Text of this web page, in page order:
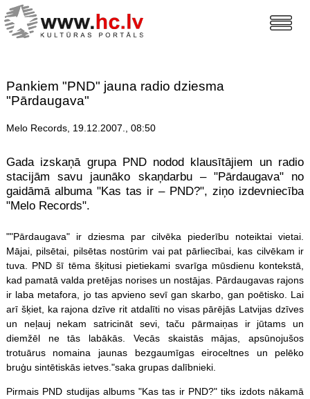
Pankiem "PND" jauna radio dziesma
"Pārdaugava"
Melo Records, 19.12.2007., 08:50
Gada izskaņā grupa PND nodod klausītājiem un radio
stacijām savu jaunāko skaņdarbu – "Pārdaugava" no
gaidāmā albuma "Kas tas ir – PND?", ziņo izdevniecība
"Melo Records".
""Pārdaugava" ir dziesma par cilvēka piederību noteiktai vietai.
Mājai, pilsētai, pilsētas nostūrim vai pat pārliecībai, kas cilvēkam ir
tuva. PND šī tēma šķitusi pietiekami svarīga mūsdienu kontekstā,
kad pamatā valda pretējas norises un nostājas. Pārdaugavas rajons
ir laba metafora, jo tas apvieno sevī gan skarbo, gan poētisko. Lai
arī šķiet, ka rajona dzīve rit atdalīti no visas pārējās Latvijas dzīves
un neļauj nekam satricināt sevi, taču pārmaiņas ir jūtams un
diemžēl ne tās labākās. Vecās skaistās mājas, apsūnojušos
trotuārus nomaina jaunas bezgaumīgas eiroceltnes un pelēko
bruģu sintētiskās ietves."saka grupas dalībnieki.
Pirmais PND studijas albums "Kas tas ir PND?" tiks izdots nākamā